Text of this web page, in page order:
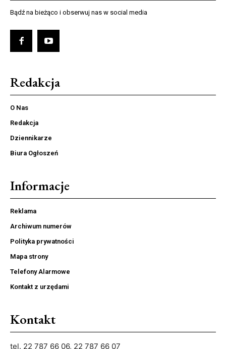
Bądź na bieżąco i obserwuj nas w social media
Redakcja
O Nas
Redakcja
Dziennikarze
Biura Ogłoszeń
Informacje
Reklama
Archiwum numerów
Polityka prywatności
Mapa strony
Telefony Alarmowe
Kontakt z urzędami
Kontakt
tel. 22 787 66 06, 22 787 66 07